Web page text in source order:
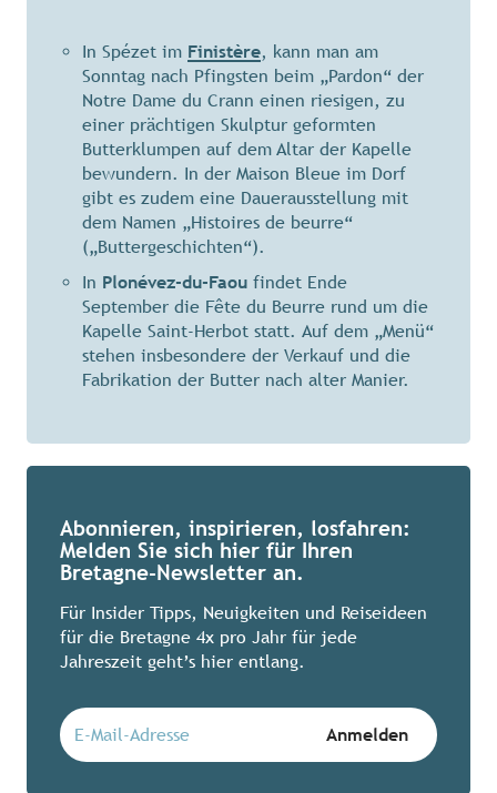
In Spézet im Finistère, kann man am
Sonntag nach Pfingsten beim „Pardon“ der
Notre Dame du Crann einen riesigen, zu
einer prächtigen Skulptur geformten
Butterklumpen auf dem Altar der Kapelle
bewundern. In der Maison Bleue im Dorf
gibt es zudem eine Dauerausstellung mit
dem Namen „Histoires de beurre“
(„Buttergeschichten“).
In Plonévez-du-Faou findet Ende
September die Fête du Beurre rund um die
Kapelle Saint-Herbot statt. Auf dem „Menü“
stehen insbesondere der Verkauf und die
Fabrikation der Butter nach alter Manier.
Abonnieren, inspirieren, losfahren:
Melden Sie sich hier für Ihren
Bretagne-Newsletter an.
Für Insider Tipps, Neuigkeiten und Reiseideen
für die Bretagne 4x pro Jahr für jede
Jahreszeit geht’s hier entlang.